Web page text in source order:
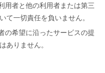
用者と他の利用者または第三
て一切責任を負いません。
の希望に沿ったサービスの提
ありません。